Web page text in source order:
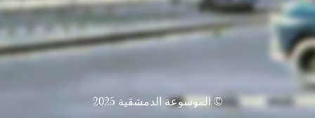
© الموسوعة الدمشقية 2025